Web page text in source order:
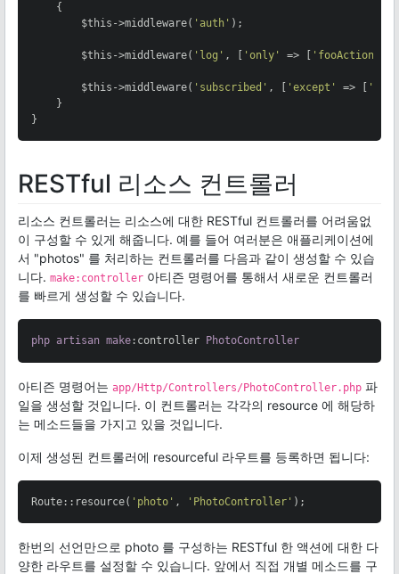
{
        $this->middleware(
'auth' );
        $this->middleware(
'log' , [ 'only' => [ 'fooAction'
        $this->middleware(
'subscribed' , [ 'except' => [
    }
}
RESTful 리소스 컨트롤러
리소스 컨트롤러는 리소스에 대한 RESTful 컨트롤러를 어려움없
이 구성할 수 있게 해줍니다. 예를 들어 여러분은 애플리케이션에
서 "photos" 를 처리하는 컨트롤러를 다음과 같이 생성할 수 있습
니다. make:controller 아티즌 명령어를 통해서 새로운 컨트롤러
를 빠르게 생성할 수 있습니다.
php artisan make :controller PhotoController
아티즌 명령어는 app/Http/Controllers/PhotoController.php 파
일을 생성할 것입니다. 이 컨트롤러는 각각의 resource 에 해당하
는 메소드들을 가지고 있을 것입니다.
이제 생성된 컨트롤러에 resourceful 라우트를 등록하면 됩니다:
Route::resource( 'photo' , 'PhotoController' );
한번의 선언만으로 photo 를 구성하는 RESTful 한 액션에 대한 다
양한 라우트를 설정할 수 있습니다. 앞에서 직접 개별 메소드를 구